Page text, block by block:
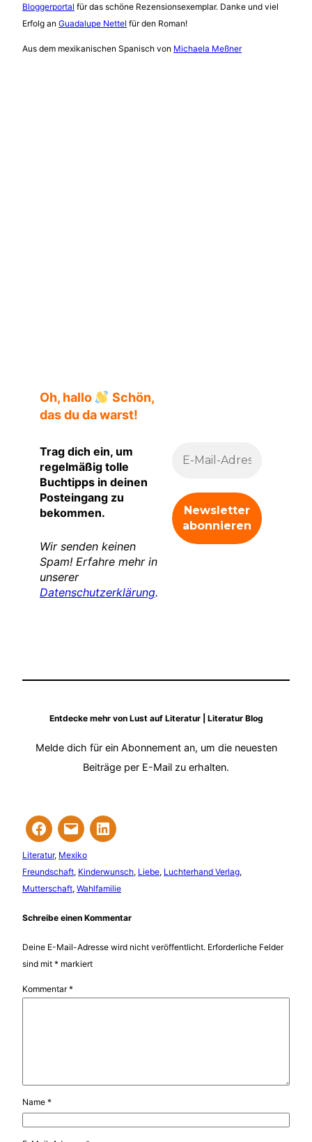
Bloggerportal für das schöne Rezensionsexemplar. Danke und viel
Erfolg an Guadalupe Nettel für den Roman!
Aus dem mexikanischen Spanisch von Michaela Meßner
Oh, hallo
Schön,
das du da warst!
Trag dich ein, um
regelmäßig tolle
Buchtipps in deinen
Posteingang zu
bekommen.
Wir senden keinen
Spam! Erfahre mehr in
unserer
Datenschutzerklärung.
Entdecke mehr von Lust auf Literatur | Literatur Blog
Melde dich für ein Abonnement an, um die neuesten
Beiträge per E-Mail zu erhalten.
Literatur, Mexiko
Freundschaft, Kinderwunsch, Liebe, Luchterhand Verlag
Mutterschaft, Wahlfamilie
Schreibe einen Kommentar
Deine E-Mail-Adresse wird nicht veröffentlicht. Erforderliche Felder
sind mit * markiert
Kommentar*
Name *